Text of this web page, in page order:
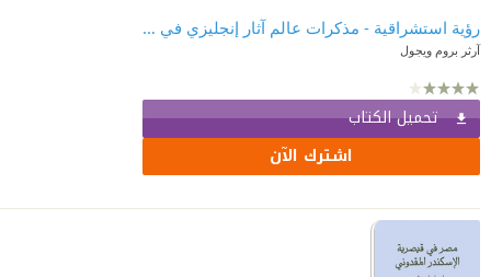
رؤية استشراقية - مذكرات عالم آثار إنجليزي في مصر
آرثر بروم ويجول
تحميل الكتاب
اشترك الآن